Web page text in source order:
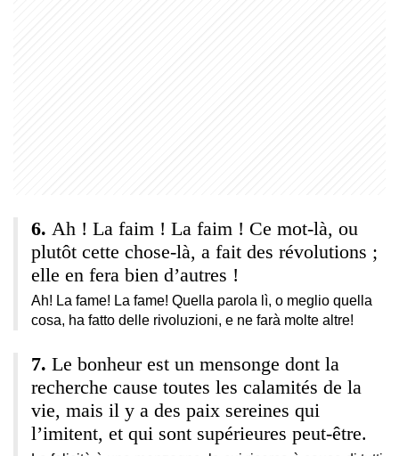
Ah ! La faim ! La faim ! Ce mot-là, ou
plutôt cette chose-là, a fait des révolutions ;
elle en fera bien d’autres !
Ah! La fame! La fame! Quella parola lì, o meglio quella
cosa, ha fatto delle rivoluzioni, e ne farà molte altre!
Le bonheur est un mensonge dont la
recherche cause toutes les calamités de la
vie, mais il y a des paix sereines qui
l’imitent, et qui sont supérieures peut-être.